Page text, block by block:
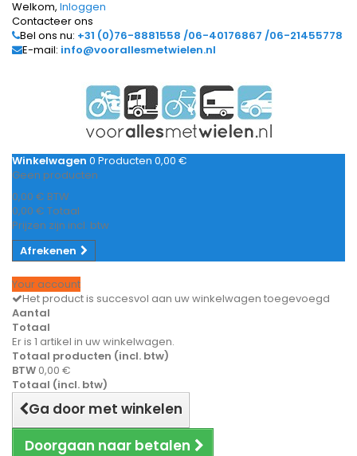
Welkom, Inloggen
Contacteer ons
Bel ons nu: +31 (0)76-8881558 /06-40176867 /06-21455778
E-mail: info@voorallesmetwielen.nl
Winkelwagen 0 Producten 0,00 €
Geen producten
0,00 € BTW
0,00 € Totaal
Prijzen zijn incl. btw
Afrekenen
Your account
Het product is succesvol aan uw winkelwagen toegevoegd
Aantal
Totaal
Er is 1 artikel in uw winkelwagen.
Totaal producten (incl. btw)
BTW 0,00 €
Totaal (incl. btw)
Ga door met winkelen
Doorgaan naar betalen